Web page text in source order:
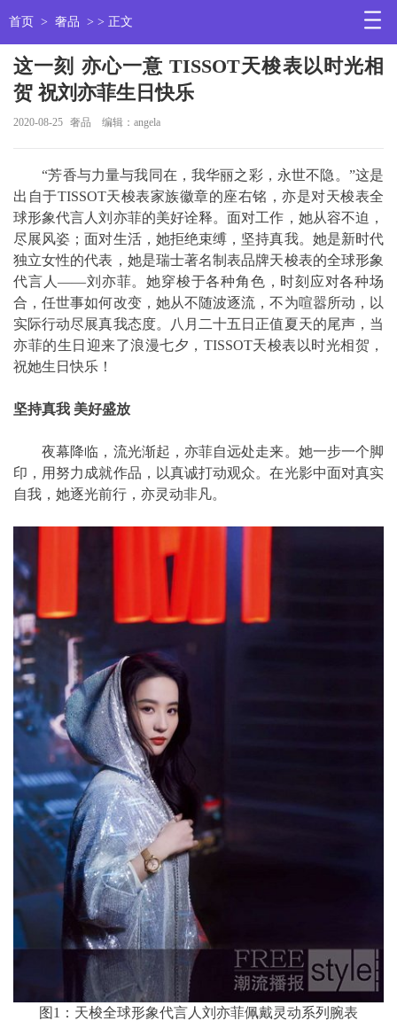
首页 > 奢品 > > 正文
这一刻 亦心一意 TISSOT天梭表以时光相
贺 祝刘亦菲生日快乐
2020-08-25 奢品 编辑：angela
“芳香与力量与我同在，我华丽之彩，永世不隐。”这是
出自于TISSOT天梭表家族徽章的座右铭，亦是对天梭表全
球形象代言人刘亦菲的美好诠释。面对工作，她从容不迫，
尽展风姿；面对生活，她拒绝束缚，坚持真我。她是新时代
独立女性的代表，她是瑞士著名制表品牌天梭表的全球形象
代言人——刘亦菲。她穿梭于各种角色，时刻应对各种场
合，任世事如何改变，她从不随波逐流，不为喧嚣所动，以
实际行动尽展真我态度。八月二十五日正值夏天的尾声，当
亦菲的生日迎来了浪漫七夕，TISSOT天梭表以时光相贺，
祝她生日快乐！
坚持真我 美好盛放
夜幕降临，流光渐起，亦菲自远处走来。她一步一个脚
印，用努力成就作品，以真诚打动观众。在光影中面对真实
自我，她逐光前行，亦灵动非凡。
图1：天梭全球形象代言人刘亦菲佩戴灵动系列腕表